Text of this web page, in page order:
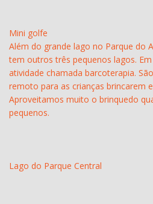
Mini golfe
Além do grande lago no Parque do
tem outros três pequenos lagos.
atividade chamada barcoterapia.
remoto para as crianças brincarem
Aproveitamos muito o brinquedo
pequenos.
Lago do Parque Central